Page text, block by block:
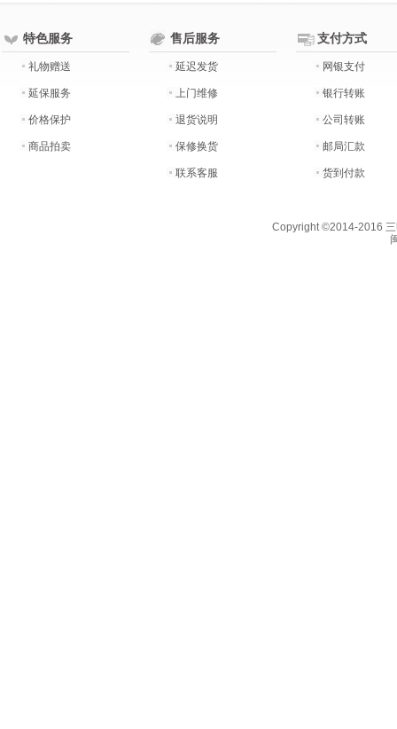
特色服务
礼物赠送
延保服务
价格保护
商品拍卖
售后服务
延迟发货
上门维修
退货说明
保修换货
联系客服
支付方式
网银支付
银行转账
公司转账
邮局汇款
货到付款
Copyright ©2014-2016